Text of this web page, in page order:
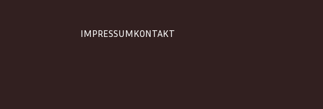
IMPRESSUMKONTAKT